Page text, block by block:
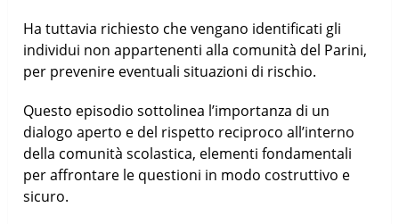
Ha tuttavia richiesto che vengano identificati gli
individui non appartenenti alla comunità del Parini,
per prevenire eventuali situazioni di rischio.
Questo episodio sottolinea l’importanza di un
dialogo aperto e del rispetto reciproco all’interno
della comunità scolastica, elementi fondamentali
per affrontare le questioni in modo costruttivo e
sicuro.